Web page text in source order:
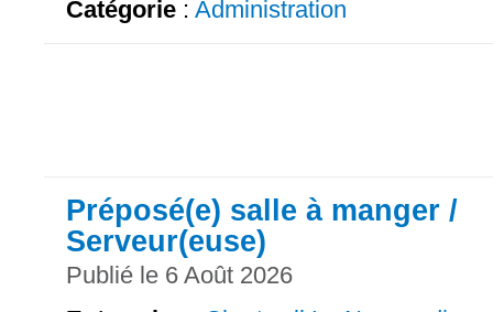
Catégorie : Administration
Préposé(e) salle à manger /
Serveur(euse)
Publié le 6 Août 2026